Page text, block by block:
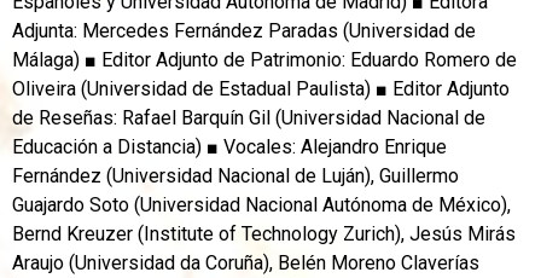
Adjunta: Mercedes Fernández Paradas (Universidad de
Málaga) ■ Editor Adjunto de Patrimonio: Eduardo Romero de
Oliveira (Universidad de Estadual Paulista) ■ Editor Adjunto
de Reseñas: Rafael Barquín Gil (Universidad Nacional de
Educación a Distancia) ■ Vocales: Alejandro Enrique
Fernández (Universidad Nacional de Luján), Guillermo
Guajardo Soto (Universidad Nacional Autónoma de México),
Bernd Kreuzer (Institute of Technology Zurich), Jesús Mirás
Araujo (Universidad da Coruña), Belén Moreno Claverías